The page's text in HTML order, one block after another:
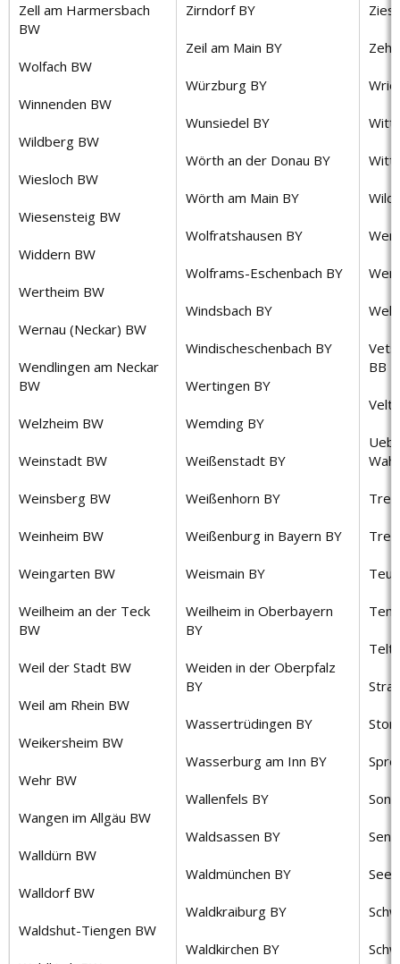
Zell am Harmersbach
BW
Wolfach BW
Winnenden BW
Wildberg BW
Wiesloch BW
Wiesensteig BW
Widdern BW
Wertheim BW
Wernau (Neckar) BW
Wendlingen am Neckar
BW
Welzheim BW
Weinstadt BW
Weinsberg BW
Weinheim BW
Weingarten BW
Weilheim an der Teck
BW
Weil der Stadt BW
Weil am Rhein BW
Weikersheim BW
Wehr BW
Wangen im Allgäu BW
Walldürn BW
Walldorf BW
Waldshut-Tiengen BW
Zirndorf BY
Zeil am Main BY
Würzburg BY
Wunsiedel BY
Wörth an der Donau BY
Wörth am Main BY
Wolfratshausen BY
Wolframs-Eschenbach BY
Windsbach BY
Windischeschenbach BY
Wertingen BY
Wemding BY
Weißenstadt BY
Weißenhorn BY
Weißenburg in Bayern BY
Weismain BY
Weilheim in Oberbayern
BY
Weiden in der Oberpfalz
BY
Wassertrüdingen BY
Wasserburg am Inn BY
Wallenfels BY
Waldsassen BY
Waldmünchen BY
Waldkraiburg BY
Waldkirchen BY
BB